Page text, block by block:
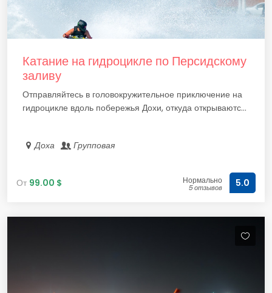
Катание на гидроцикле по Персидскому
заливу
Отправляйтесь в головокружительное приключение на
гидроцикле вдоль побережья Дохи, откуда открываютс...
Доха Групповая
От 99.00 $ Нормально
5 отзывов 5.0